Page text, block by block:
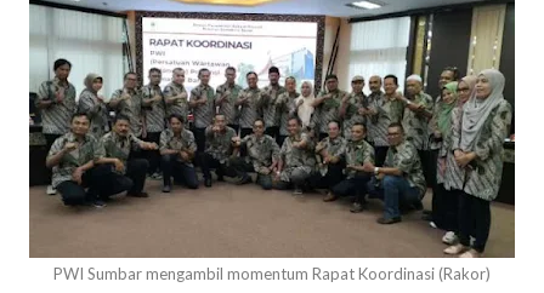
PWI Sumbar mengambil momentum Rapat Koordinasi (Rakor)